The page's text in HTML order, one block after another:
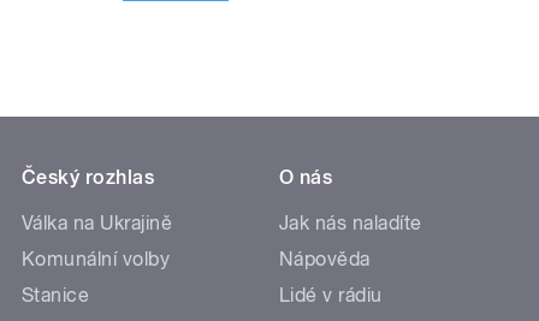
Český rozhlas
Válka na Ukrajině
Komunální volby
Stanice
O nás
Jak nás naladíte
Nápověda
Lidé v rádiu